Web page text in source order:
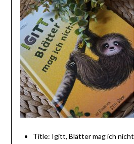
Title: Igitt, Blätter mag ich nicht